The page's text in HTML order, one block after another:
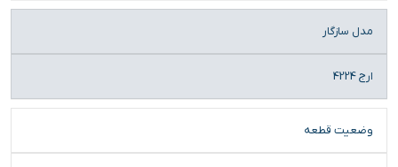
مدل سازگار
ارج 4224
وضعیت قطعه